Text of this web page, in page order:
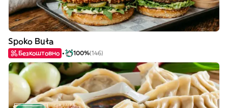
Spoko Buła
Безкоштовно 100%(146)